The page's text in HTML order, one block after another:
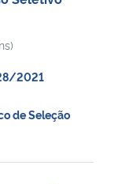
2021
de Seleção